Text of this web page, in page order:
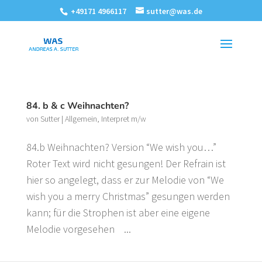
+49171 4966117 sutter@was.de
84. b & c Weihnachten?
von Sutter| Allgemein, Interpret m/w
84.b Weihnachten? Version “We wish you…”
Roter Text wird nicht gesungen! Der Refrain ist
hier so angelegt, dass er zur Melodie von “We
wish you a merry Christmas” gesungen werden
kann; für die Strophen ist aber eine eigene
Melodie vorgesehen ...